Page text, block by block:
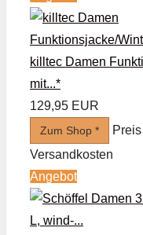
killtec Damen
mit...*
129,95 EUR
Zum Shop *
Versandkosten
Angebot